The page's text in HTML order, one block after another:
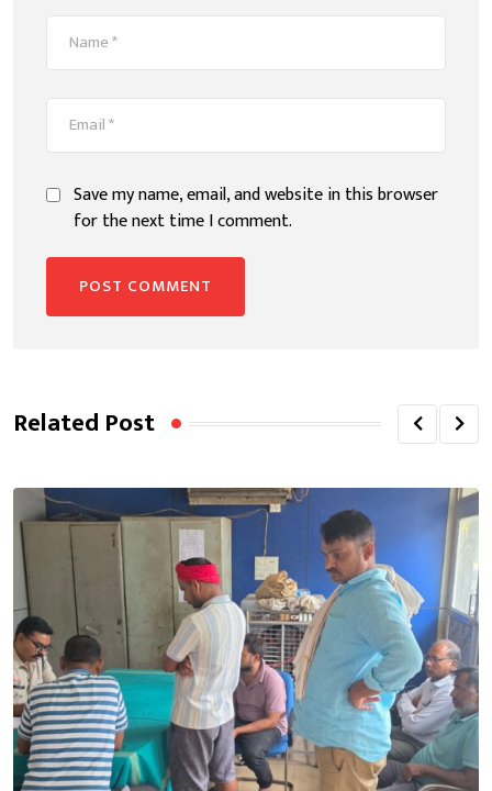
Save my name, email, and website in this browser
for the next time I comment.
Related Post